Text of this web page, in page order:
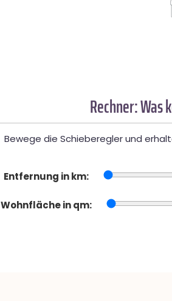
Rechner: Was
Bewege die Schieberegler und
Entfernung in km:
Wohnfläche in qm: